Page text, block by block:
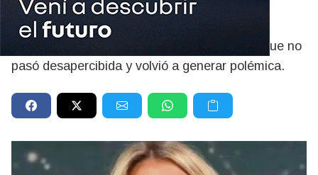
Mientras las críticas por su premio seguían
creciendo, la conductora tomó una decisión que no
pasó desapercibida y volvió a generar polémica.